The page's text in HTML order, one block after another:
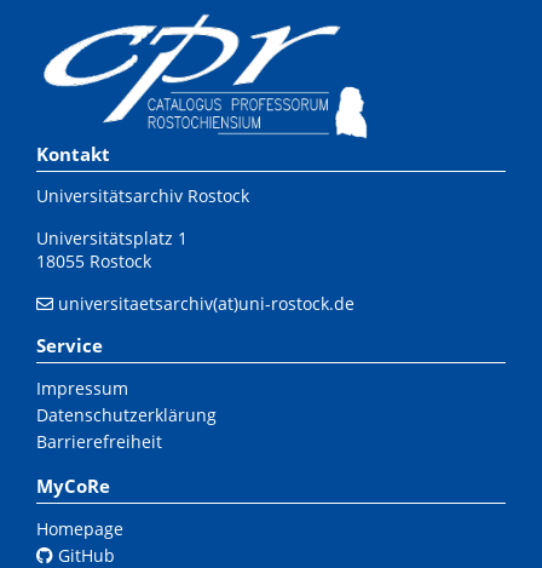
Kontakt
Universitätsarchiv Rostock
Universitätsplatz 1
18055 Rostock
universitaetsarchiv(at)uni-rostock.de
Service
Impressum
Datenschutzerklärung
Barrierefreiheit
MyCoRe
Homepage
GitHub